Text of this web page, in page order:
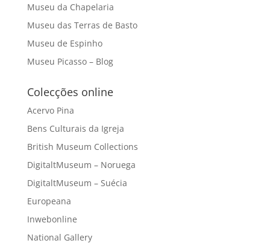
Museu da Chapelaria
Museu das Terras de Basto
Museu de Espinho
Museu Picasso – Blog
Colecções online
Acervo Pina
Bens Culturais da Igreja
British Museum Collections
DigitaltMuseum – Noruega
DigitaltMuseum – Suécia
Europeana
Inwebonline
National Gallery